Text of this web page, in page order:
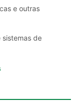
e outras
sistemas de